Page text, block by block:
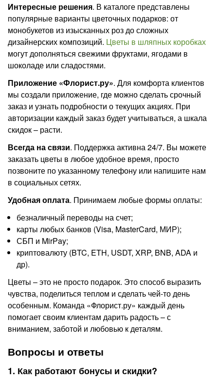
Интересные решения. В каталоге представлены
популярные варианты цветочных подарков: от
монобукетов из изысканных роз до сложных
дизайнерских композиций. Цветы в шляпных коробках
могут дополняться свежими фруктами, ягодами в
шоколаде или сладостями.
Приложение «Флорист.ру». Для комфорта клиентов
мы создали приложение, где можно сделать срочный
заказ и узнать подробности о текущих акциях. При
авторизации каждый заказ будет учитываться, а шкала
скидок – расти.
Всегда на связи. Поддержка активна 24/7. Вы можете
заказать цветы в любое удобное время, просто
позвоните по указанному телефону или напишите нам
в социальных сетях.
Удобная оплата. Принимаем любые формы оплаты:
безналичный переводы на счет;
карты любых банков (Visa, MasterCard, МИР);
СБП и MirPay;
криптовалюту (BTC, ETH, USDT, XRP, BNB, ADA и
др).
Цветы – это не просто подарок. Это способ выразить
чувства, поделиться теплом и сделать чей-то день
особенным. Команда «Флорист.ру» каждый день
помогает своим клиентам дарить радость – с
вниманием, заботой и любовью к деталям.
Вопросы и ответы
1. Как работают бонусы и скидки?